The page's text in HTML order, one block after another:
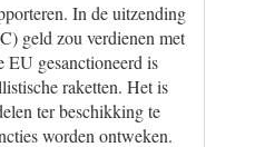
In de uitzending
geld zou verdienen met
gesanctioneerd is
raketten. Het is
ter beschikking te
worden ontweken.